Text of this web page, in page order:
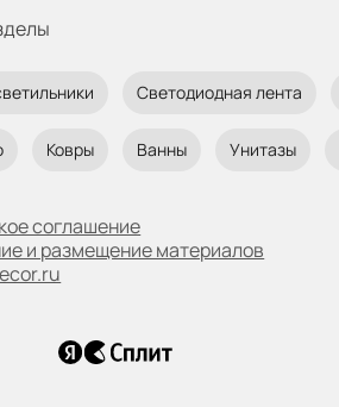
Светодиодная лента
Ковры Ванны Унитазы
соглашение
и размещение материалов